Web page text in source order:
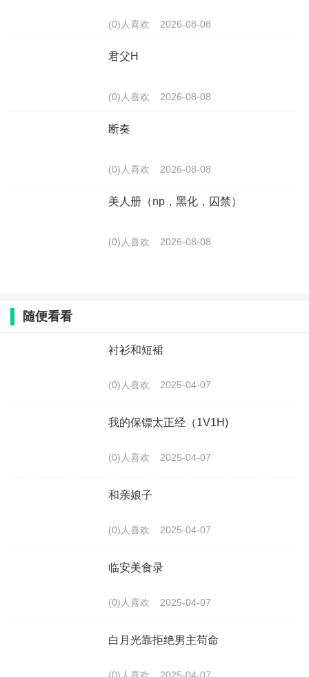
(0)人喜欢 2026-08-08
君父H
(0)人喜欢 2026-08-08
断奏
(0)人喜欢 2026-08-08
美人册（np，黑化，囚禁）
(0)人喜欢 2026-08-08
随便看看
衬衫和短裙
(0)人喜欢 2025-04-07
我的保镖太正经（1V1H)
(0)人喜欢 2025-04-07
和亲娘子
(0)人喜欢 2025-04-07
临安美食录
(0)人喜欢 2025-04-07
白月光靠拒绝男主苟命